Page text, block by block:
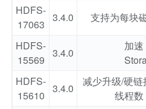
HDFS-
17063
3.4.0 支持为每块
HDFS-
15569
3.4.0
加
HDFS-
15610
3.4.0
减少升级/硬
线程数